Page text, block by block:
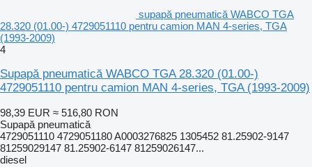
supapă pneumatică WABCO TGA
28.320 (01.00-) 4729051110 pentru camion MAN 4-series, TGA
(1993-2009)
4
Supapă pneumatică WABCO TGA 28.320 (01.00-)
4729051110 pentru camion MAN 4-series, TGA (1993-2009)
98,39 EUR ≈ 516,80 RON
Supapă pneumatică
4729051110 4729051180 A0003276825 1305452 81.25902-9147
81259029147 81.25902-6147 81259026147...
diesel